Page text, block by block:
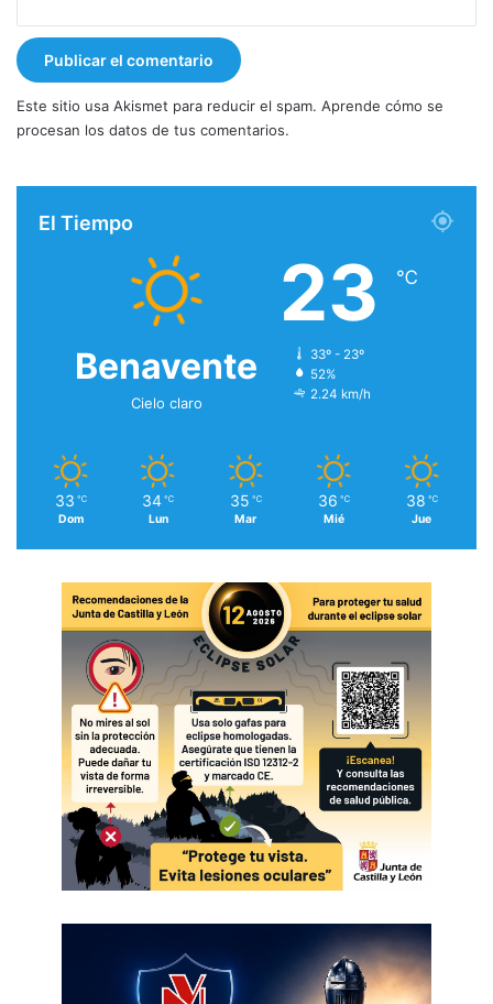
Este sitio usa Akismet para reducir el spam. Aprende cómo se
procesan los datos de tus comentarios.
El Tiempo
Benavente
Cielo claro
23 ℃
33º - 23º
52%
2.24 km/h
33 ℃
Dom
34 ℃
Lun
35 ℃
Mar
36 ℃
Mié
38 ℃
Jue